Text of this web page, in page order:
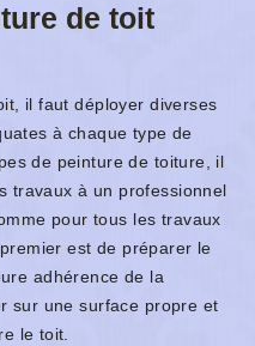
de toit
il faut déployer diverses
à chaque type de
de peinture de toiture, il
travaux à un professionnel
pour tous les travaux
est de préparer le
adhérence de la
sur une surface propre et
le toit.